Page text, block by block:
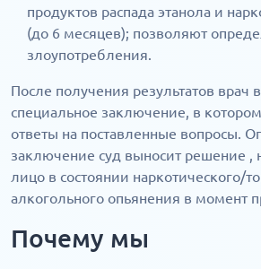
продуктов распада этанола и
(до 6 месяцев); позволяют
злоупотребления.
После получения результатов врач
специальное заключение, в
ответы на поставленные вопросы.
заключение суд выносит решение ,
лицо в состоянии наркотического/
алкогольного опьянения в момент
Почему мы